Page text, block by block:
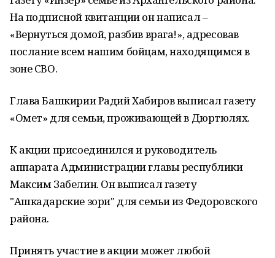
На подписной квитанции он написал –
«Вернуться домой, разбив врага!», адресовав
послание всем нашим бойцам, находящимся в
зоне СВО.
Глава Башкирии Радий Хабиров выписал газету
«Омет» для семьи, проживающей в Дюртюлях.
К акции присоединился и руководитель
аппарата Администрации главы республики
Максим Забелин. Он выписал газету
"Ашкадарские зори" для семьи из Федоровского
района.
Принять участие в акции может любой